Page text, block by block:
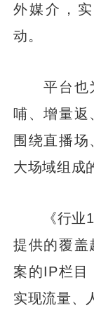
外媒介，
动。
平台也为
哺、增量返
围绕直播场
大场域组成
《行业
提供的覆盖
案的IP栏目
实现流量、